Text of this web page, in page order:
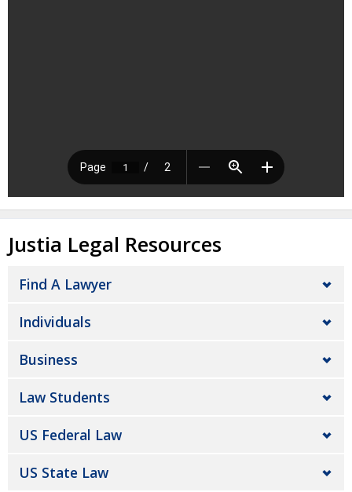
Justia Legal Resources
Find A Lawyer
Individuals
Business
Law Students
US Federal Law
US State Law